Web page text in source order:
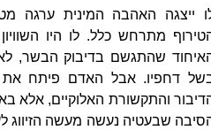
ייצגה האהבה המינית ערגה
מתרחש כלל. לו היו
שהתגשם בדיבוק הבשר,
דחפיו. אבל האדם פיתח את
והתקשורת האלוקיים, אלא
שבעטיה נעשה מעשה הזיווג